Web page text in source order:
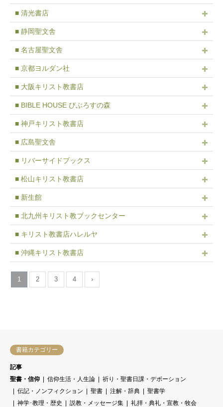
■ 清光書店
■ 静岡聖文舎
■ 名古屋聖文舎
■ 京都ヨルダン社
■ 大阪キリスト教書店
■ BIBLE HOUSE びぶろすの森
■ 神戸キリスト教書店
■ 広島聖文舎
■ リバーサイドブックス
■ 松山キリスト教書店
■ 新生館
■ 北九州キリスト教ブックセンター
■ キリスト教書店ハレルヤ
■ 沖縄キリスト教書店
1 2 3 4 ›
書籍カテゴリー
記事
聖書・信仰
信仰生活・人生論
祈り・聖書日課・デボーション
伝記・ノンフィクション
聖書 注解・辞典
聖書学
神学･教理・歴史
説教・メッセージ集
礼拝・典礼・宣教・牧会